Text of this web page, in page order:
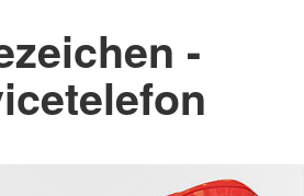
-